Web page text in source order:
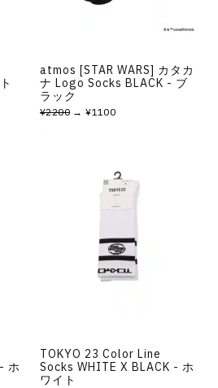
atmos [STAR WARS] カタカ
ナ Logo Socks BLACK - ブ
ラック
¥2200 → ¥1100
ホ
TOKYO 23 Color Line
Socks WHITE X BLACK - ホ
ワイト